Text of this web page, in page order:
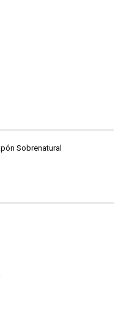
Sobrenatural